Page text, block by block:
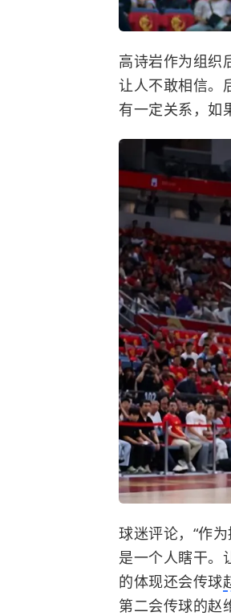
高诗岩作为组织
让人不敢相信。
有一定关系，如
球迷评论，“作
是一个人瞎干。
的体现还会传球
第二会传球的赵